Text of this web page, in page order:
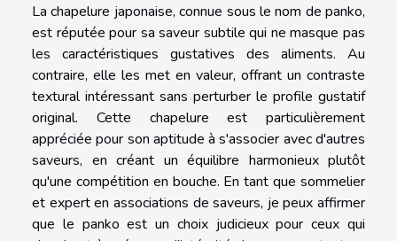
La chapelure japonaise, connue sous le nom de panko,
est réputée pour sa saveur subtile qui ne masque pas
les caractéristiques gustatives des aliments. Au
contraire, elle les met en valeur, offrant un contraste
textural intéressant sans perturber le profile gustatif
original. Cette chapelure est particulièrement
appréciée pour son aptitude à s'associer avec d'autres
saveurs, en créant un équilibre harmonieux plutôt
qu'une compétition en bouche. En tant que sommelier
et expert en associations de saveurs, je peux affirmer
que le panko est un choix judicieux pour ceux qui